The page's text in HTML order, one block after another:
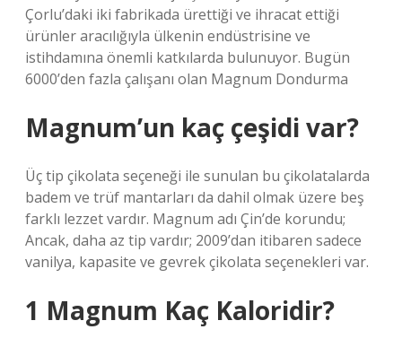
Çorlu’daki iki fabrikada ürettiği ve ihracat ettiği
ürünler aracılığıyla ülkenin endüstrisine ve
istihdamına önemli katkılarda bulunuyor. Bugün
6000’den fazla çalışanı olan Magnum Dondurma
Magnum’un kaç çeşidi var?
Üç tip çikolata seçeneği ile sunulan bu çikolatalarda
badem ve trüf mantarları da dahil olmak üzere beş
farklı lezzet vardır. Magnum adı Çin’de korundu;
Ancak, daha az tip vardır; 2009’dan itibaren sadece
vanilya, kapasite ve gevrek çikolata seçenekleri var.
1 Magnum Kaç Kaloridir?